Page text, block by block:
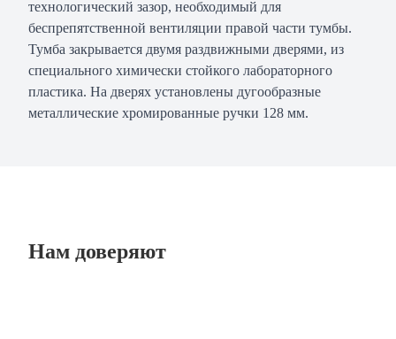
технологический зазор, необходимый для
беспрепятственной вентиляции правой части тумбы.
Тумба закрывается двумя раздвижными дверями, из
специального химически стойкого лабораторного
пластика. На дверях установлены дугообразные
металлические хромированные ручки 128 мм.
Нам доверяют